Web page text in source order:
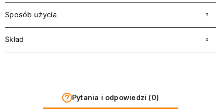
Sposób użycia
Skład
Pytania i odpowiedzi (0)